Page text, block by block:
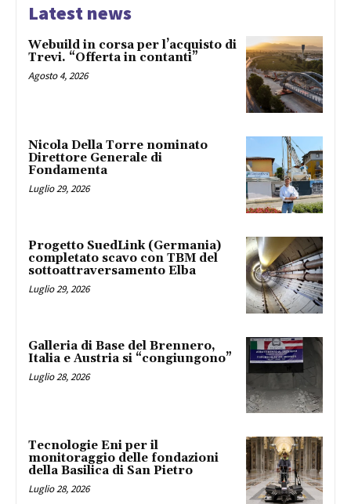
Latest news
Webuild in corsa per l’acquisto di
Trevi. “Offerta in contanti”
Agosto 4, 2026
Nicola Della Torre nominato
Direttore Generale di
Fondamenta
Luglio 29, 2026
Progetto SuedLink (Germania)
completato scavo con TBM del
sottoattraversamento Elba
Luglio 29, 2026
Galleria di Base del Brennero,
Italia e Austria si “congiungono”
Luglio 28, 2026
Tecnologie Eni per il
monitoraggio delle fondazioni
della Basilica di San Pietro
Luglio 28, 2026